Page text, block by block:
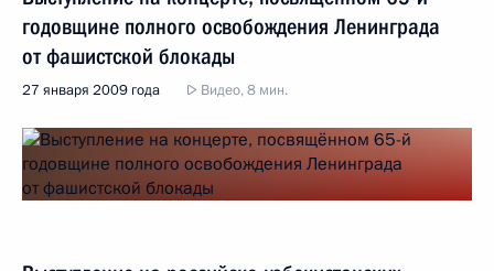
годовщине полного освобождения Ленинграда
от фашистской блокады
27 января 2009 года Видео, 8 мин.